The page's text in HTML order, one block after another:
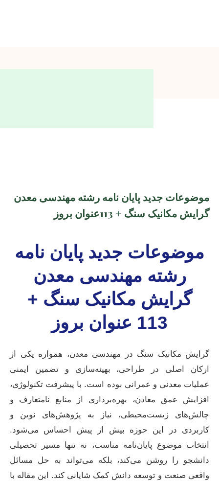
موضوعات جدید پایان نامه رشته مهندسی معدن
گرایش مکانیک سنگ + 113عنوان بروز
موضوعات جدید پایان نامه
رشته مهندسی معدن
گرایش مکانیک سنگ +
113 عنوان بروز
گرایش مکانیک سنگ در مهندسی معدن، همواره یکی از
ارکان اصلی در طراحی، بهینه‌سازی و تضمین ایمنی
عملیات معدنی و عمرانی بوده است. با پیشرفت تکنولوژی،
افزایش عمق معادن، بهره‌برداری از منابع نامتعارف و
چالش‌های زیست‌محیطی، نیاز به پژوهش‌های نوین و
کاربردی در این حوزه بیش از پیش احساس می‌شود.
انتخاب موضوع پایان‌نامه مناسب، نه تنها مسیر تحصیلی
دانشجو را روشن می‌کند، بلکه می‌تواند به حل مسائل
واقعی صنعت و توسعه دانش کمک شایانی کند. این مقاله با